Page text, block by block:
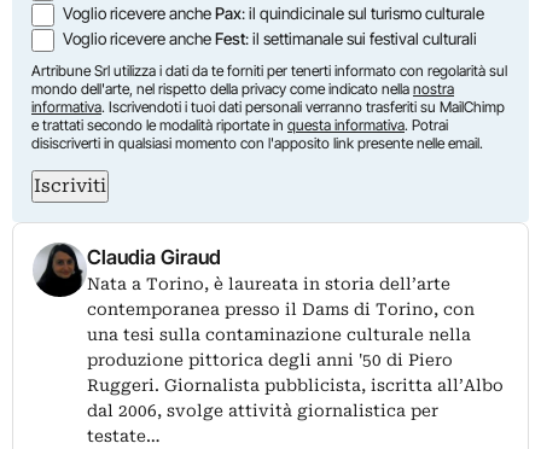
Voglio ricevere anchePax: il quindicinale sul turismo culturale
Voglio ricevere ancheFest: il settimanale sui festival culturali
Artribune Srl utilizza i dati da te forniti per tenerti informato con regolarità sul
mondo dell'arte, nel rispetto della privacy come indicato nella nostra
informativa. Iscrivendoti i tuoi dati personali verranno trasferiti su MailChimp
e trattati secondo le modalità riportate in questa informativa. Potrai
disiscriverti in qualsiasi momento con l'apposito link presente nelle email.
Iscriviti
Claudia Giraud
Nata a Torino, è laureata in storia dell’arte
contemporanea presso il Dams di Torino, con
una tesi sulla contaminazione culturale nella
produzione pittorica degli anni '50 di Piero
Ruggeri. Giornalista pubblicista, iscritta all’Albo
dal 2006, svolge attività giornalistica per
testate…